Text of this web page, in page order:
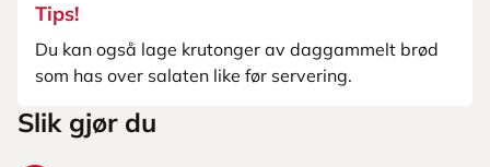
Tips!
Du kan også lage krutonger av daggammelt brød
som has over salaten like før servering.
Slik gjør du